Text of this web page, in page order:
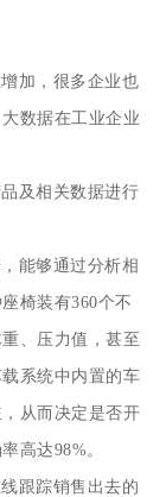
加，很多企业也
数据在工业企业
及相关数据进行
能够通过分析相
椅装有360个不
、压力值，甚至
系统中内置的车
从而决定是否开
高达98%。
跟踪销售出去的